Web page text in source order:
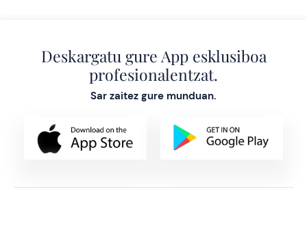
Deskargatu gure App esklusiboa
profesionalentzat.
Sar zaitez gure munduan.